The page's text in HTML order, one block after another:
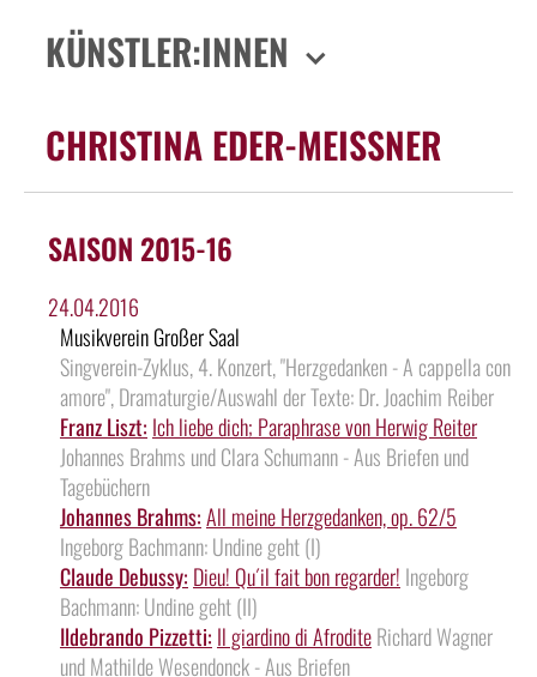
KÜNSTLER:INNEN
CHRISTINA EDER-MEISSNER
SAISON 2015-16
24.04.2016
Musikverein Großer Saal
Singverein-Zyklus, 4. Konzert, "Herzgedanken - A cappella con
amore", Dramaturgie/Auswahl der Texte: Dr. Joachim Reiber
Franz Liszt: Ich liebe dich; Paraphrase von Herwig Reiter
Johannes Brahms und Clara Schumann - Aus Briefen und
Tagebüchern
Johannes Brahms:All meine Herzgedanken, op. 62/5
Ingeborg Bachmann: Undine geht (I)
Claude Debussy: Dieu! Qu´il fait bon regarder! Ingeborg
Bachmann: Undine geht (II)
Ildebrando Pizzetti: Il giardino di AfroditeRichard Wagner
und Mathilde Wesendonck - Aus Briefen